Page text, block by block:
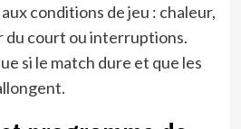
aux conditions de jeu : chaleur,
du court ou interruptions.
si le match dure et que les